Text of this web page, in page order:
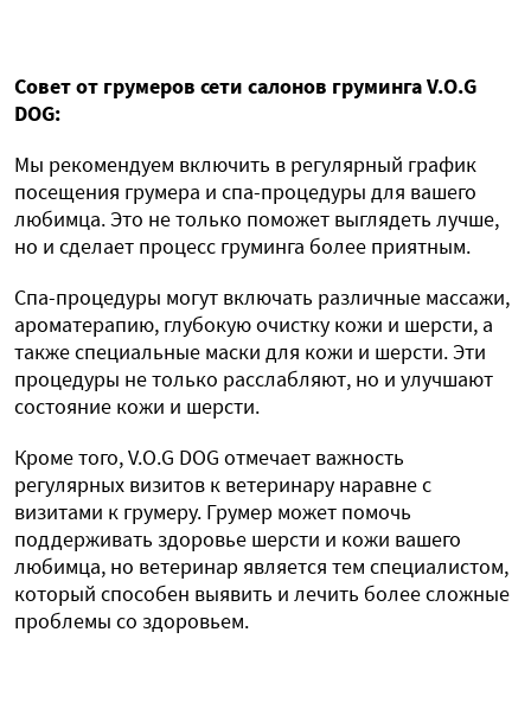
Совет от грумеров сети салонов груминга V.O.G
DOG:
Мы рекомендуем включить в регулярный график
посещения грумера и спа-процедуры для вашего
любимца. Это не только поможет выглядеть лучше,
но и сделает процесс груминга более приятным.
Спа-процедуры могут включать различные массажи,
ароматерапию, глубокую очистку кожи и шерсти, а
также специальные маски для кожи и шерсти. Эти
процедуры не только расслабляют, но и улучшают
состояние кожи и шерсти.
Кроме того, V.O.G DOG отмечает важность
регулярных визитов к ветеринару наравне с
визитами к грумеру. Грумер может помочь
поддерживать здоровье шерсти и кожи вашего
любимца, но ветеринар является тем специалистом,
который способен выявить и лечить более сложные
проблемы со здоровьем.